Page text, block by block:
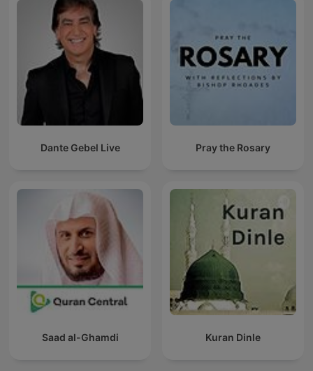
Dante Gebel Live Pray the Rosary
Saad al-Ghamdi Kuran Dinle